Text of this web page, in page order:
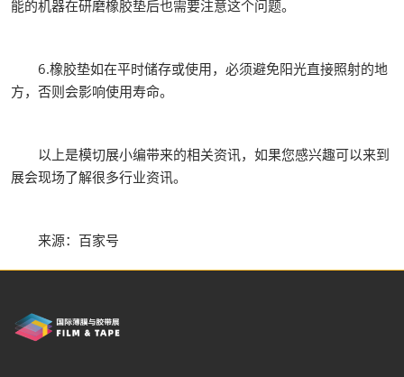
能的机器在研磨橡胶垫后也需要注意这个问题。
6.橡胶垫如在平时储存或使用，必须避免阳光直接照射的地
方，否则会影响使用寿命。
以上是模切展小编带来的相关资讯，如果您感兴趣可以来到
展会现场了解很多行业资讯。
来源：百家号